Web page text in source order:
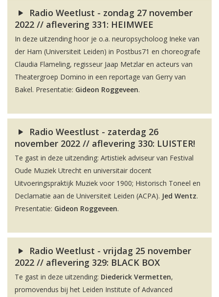
Radio Weetlust - zondag 27 november
2022 // aflevering 331: HEIMWEE
In deze uitzending hoor je o.a. neuropsycholoog Ineke van
der Ham (Universiteit Leiden) in Postbus71 en choreografe
Claudia Flameling, regisseur Jaap Metzlar en acteurs van
Theatergroep Domino in een reportage van Gerry van
Bakel. Presentatie: Gideon Roggeveen.
Radio Weestlust - zaterdag 26
november 2022 // aflevering 330: LUISTER!
Te gast in deze uitzending: Artistiek adviseur van Festival
Oude Muziek Utrecht en universitair docent
Uitvoeringspraktijk Muziek voor 1900; Historisch Toneel en
Declamatie aan de Universiteit Leiden (ACPA). Jed Wentz.
Presentatie: Gideon Roggeveen.
Radio Weetlust - vrijdag 25 november
2022 // aflevering 329: BLACK BOX
Te gast in deze uitzending: Diederick Vermetten,
promovendus bij het Leiden Institute of Advanced